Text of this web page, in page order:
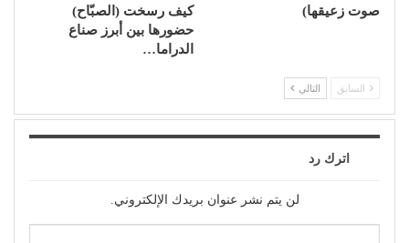
صوت زعيقها)
كيف رسخت (الصبّاح)
حضورها بين أبرز صناع
الدراما…
السابق التالي
اترك رد
لن يتم نشر عنوان بريدك الإلكتروني.